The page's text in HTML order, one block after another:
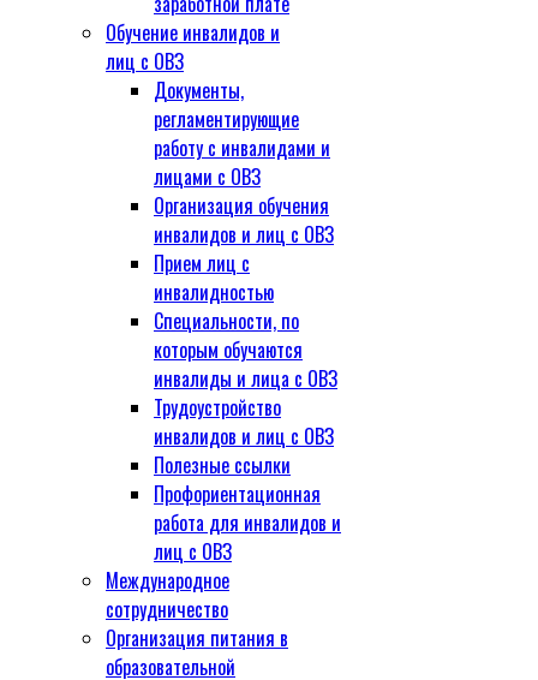
Обучение инвалидов и
лиц с ОВЗ
Документы,
регламентирующие
работу с инвалидами и
лицами с ОВЗ
Организация обучения
инвалидов и лиц с ОВЗ
Прием лиц с
инвалидностью
Специальности, по
которым обучаются
инвалиды и лица с ОВЗ
Трудоустройство
инвалидов и лиц с ОВЗ
Полезные ссылки
Профориентационная
работа для инвалидов и
лиц с ОВЗ
Международное
сотрудничество
Организация питания в
образовательной